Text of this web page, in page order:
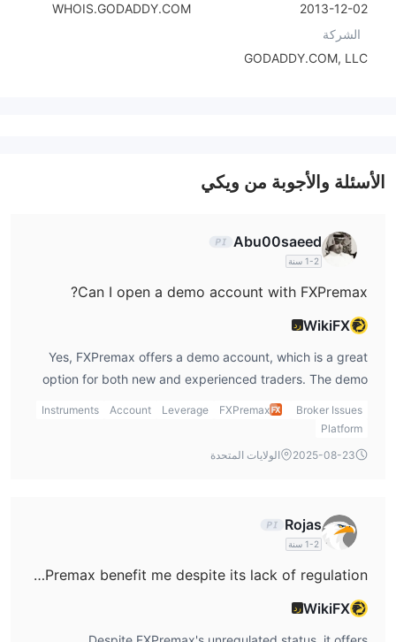
2013-12-02
WHOIS.GODADDY.COM
الشركة
GODADDY.COM, LLC
الأسئلة والأجوبة من ويكي
Abu00saeed
1-2 سنة
Can I open a demo account with FXPremax?
WikiFXرد
Yes, FXPremax offers a demo account, which is a great
option for both new and experienced traders. The demo
account allows you to practice trading in a risk-free
environment, using virtual funds. This helps traders
familiarize themselves with the platform and test
before going live. It’s an essential tool for building
confidence and understanding the platform’s features,
which can ultimately improve trading performance.
Broker Issues
FXPremax
Leverage
Account
Instruments
Platform
2025-08-23
الولايات المتحدة
Rojas
1-2 سنة
How can trading with FXPremax benefit me despite its lack of regulation?
WikiFXرد